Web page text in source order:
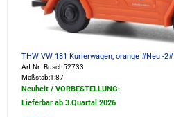
THW VW 181 Kurierwagen, orange #Neu -2#
Art.Nr.: Busch52733
Maßstab:1:87
Neuheit / VORBESTELLUNG:
Lieferbar ab 3.Quartal 2026